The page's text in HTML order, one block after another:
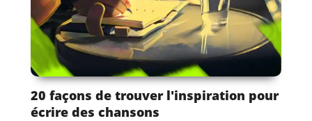
20 façons de trouver l'inspiration pour
écrire des chansons